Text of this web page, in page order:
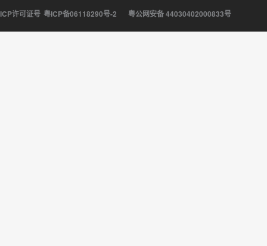
ICP许可证号 粤ICP备06118290号-2 粤公网安备 44030402000833号